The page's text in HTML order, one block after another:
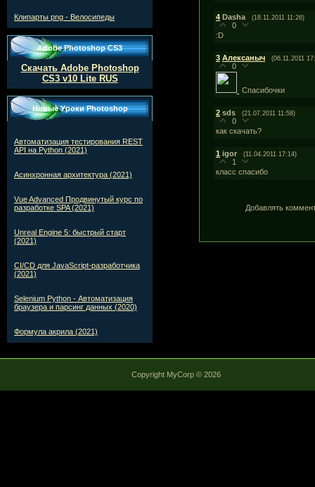
Клипарты png - Велосипеды
Adobe Photoshop CS3
Скачать Adobe Photoshop
CS3 v10 Lite RUS
Новые Уроки Photoshop
Автоматизация тестирования REST
API на Python (2021)
Асинхронная архитектура (2021)
Vue Advanced Продвинутый курс по
разработке SPA (2021)
Unreal Engine 5: быстрый старт
(2021)
CI/CD для JavaScript-разработчика
(2021)
Selenium Python - Автоматизация
браузера и парсинг данных (2020)
Формула акрила (2021)
4 Dasha (18.11.2011 11:26)
0
:D
3 Алексаныч (06.11.2011
0
Спасибочки
2 sds (21.07.2011 11:58)
0
как скачать?
1 igor (11.04.2011 17:14)
1
класс спасибо
Добавлять
Copyright MyCorp © 2026